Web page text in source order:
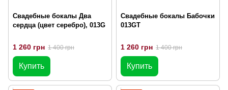
Свадебные бокалы Два
сердца (цвет серебро), 013G
1 260 грн 1 400 грн
Купить
Свадебные бокалы Бабочки
013GT
1 260 грн 1 400 грн
Купить